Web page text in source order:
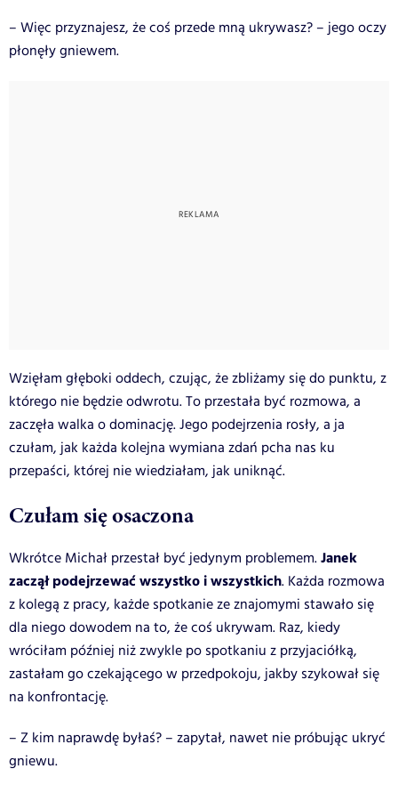
– Więc przyznajesz, że coś przede mną ukrywasz? – jego oczy
płonęły gniewem.
Wzięłam głęboki oddech, czując, że zbliżamy się do punktu, z
którego nie będzie odwrotu. To przestała być rozmowa, a
zaczęła walka o dominację. Jego podejrzenia rosły, a ja
czułam, jak każda kolejna wymiana zdań pcha nas ku
przepaści, której nie wiedziałam, jak uniknąć.
Czułam się osaczona
Wkrótce Michał przestał być jedynym problemem.Janek
zaczął podejrzewać wszystko i wszystkich. Każda rozmowa
z kolegą z pracy, każde spotkanie ze znajomymi stawało się
dla niego dowodem na to, że coś ukrywam. Raz, kiedy
wróciłam później niż zwykle po spotkaniu z przyjaciółką,
zastałam go czekającego w przedpokoju, jakby szykował się
na konfrontację.
– Z kim naprawdę byłaś? – zapytał, nawet nie próbując ukryć
gniewu.